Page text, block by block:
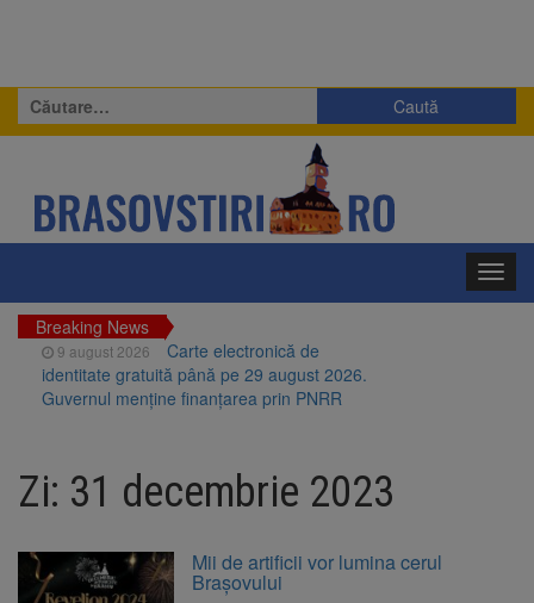
Caută
după:
Breaking News
9 august 2026
Carte electronică de
identitate gratuită până pe 29 august 2026.
Guvernul menține finanțarea prin PNRR
Brașovului vor fi restaurate. Contractul de
finanțare a fost semnat
propriul record mondial. Betty Bromage a
zburat din nou pe aripa unui avion
Zi: 31 decembrie 2023
Mii de artificii vor lumina cerul
Brașovului